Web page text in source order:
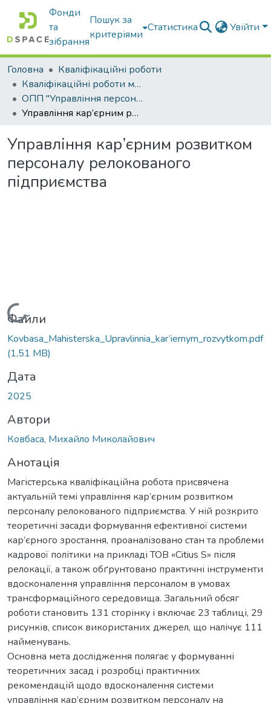
Фонди
та
зібрання
Пошук за
критеріями
Статистика Увійти
Головна
Кваліфікаційні роботи
Кваліфікаційні роботи магістрів
ОПП "Управління персоналом"
Управління кар’єрним розвитком персоналу релокованого підприємства
Управління кар’єрним розвитком
персоналу релокованого
підприємства
Вантажиться...
Файли
Kovbasa_Mahisterska_Upravlinnia_kar’iernym_rozvytkom.pdf
(1,51 MB)
Дата
2025
Автори
Ковбаса, Михайло Миколайович
Анотація
Магістерська кваліфікаційна робота присвячена
актуальній темі управління кар’єрним розвитком
персоналу релокованого підприємства. У ній розкрито
теоретичні засади формування ефективної системи
кар’єрного зростання, проаналізовано стан та проблеми
кадрової політики на прикладі ТОВ «Citius S» після
релокації, а також обґрунтовано практичні інструменти
вдосконалення управління персоналом в умовах
трансформаційного середовища. Загальний обсяг
роботи становить 131 сторінку і включає 23 таблиці, 29
рисунків, список використаних джерел, що налічує 111
найменувань.
Основна мета дослідження полягає у формуванні
теоретичних засад і розробці практичних
рекомендацій щодо вдосконалення системи
управління кар’єрним розвитком персоналу на